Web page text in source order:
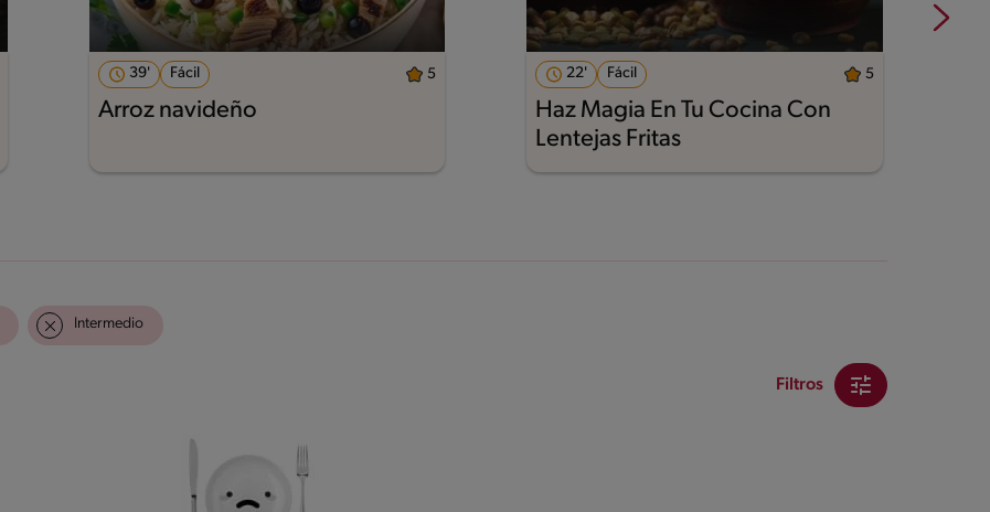
39' Fácil 5
Arroz navideño
22' Fácil 5
Haz Magia En Tu Cocina Con
Lentejas Fritas
Intermedio
Filtros